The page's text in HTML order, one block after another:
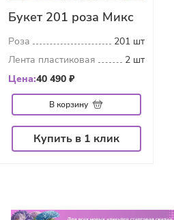
Букет 201 роза Микс
Роза
201 шт
Лента пластиковая
2 шт
Цена:40 490 ₽
В корзину
Купить в 1 клик